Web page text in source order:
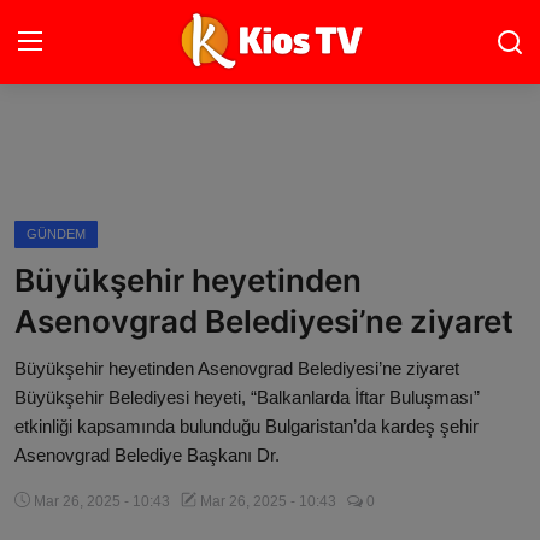
Gündem
Gemlik
Bursa
Siyaset
İletişim
Spor
GÜNDEM
Büyükşehir heyetinden
Asenovgrad Belediyesi’ne ziyaret
Büyükşehir heyetinden Asenovgrad Belediyesi’ne ziyaret
Büyükşehir Belediyesi heyeti, “Balkanlarda İftar Buluşması”
etkinliği kapsamında bulunduğu Bulgaristan’da kardeş şehir
Asenovgrad Belediye Başkanı Dr.
Mar 26, 2025 - 10:43 Mar 26, 2025 - 10:43 0